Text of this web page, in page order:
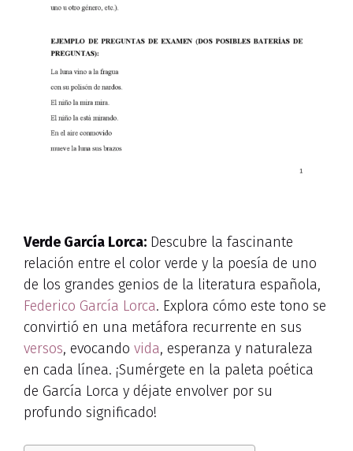
Verde García Lorca: Descubre la fascinante
relación entre el color verde y la poesía de uno
de los grandes genios de la literatura española,
Federico García Lorca. Explora cómo este tono se
convirtió en una metáfora recurrente en sus
versos, evocando vida, esperanza y naturaleza
en cada línea. ¡Sumérgete en la paleta poética
de García Lorca y déjate envolver por su
profundo significado!